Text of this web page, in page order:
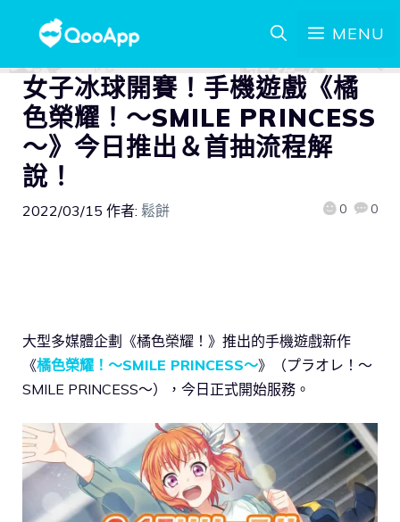
MENU
女子冰球開賽！手機遊戲《橘
色榮耀！～SMILE PRINCESS
～》今日推出＆首抽流程解
說！
2022/03/15 作者: 鬆餅 0 0
大型多媒體企劃《橘色榮耀！》推出的手機遊戲新作
《橘色榮耀！～SMILE PRINCESS～》（プラオレ！～
SMILE PRINCESS～），今日正式開始服務。